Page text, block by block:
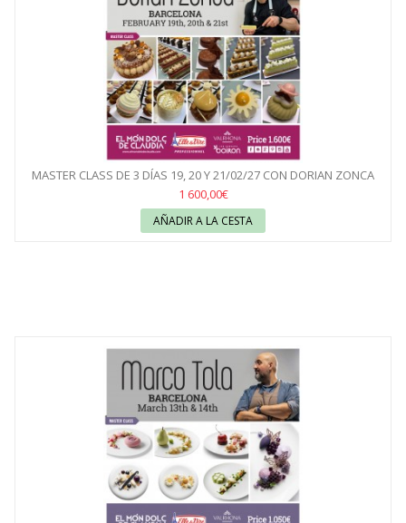
MASTER CLASS DE 3 DÍAS 19, 20 Y 21/02/27 CON DORIAN ZONCA
1 600,00€
AÑADIR A LA CESTA